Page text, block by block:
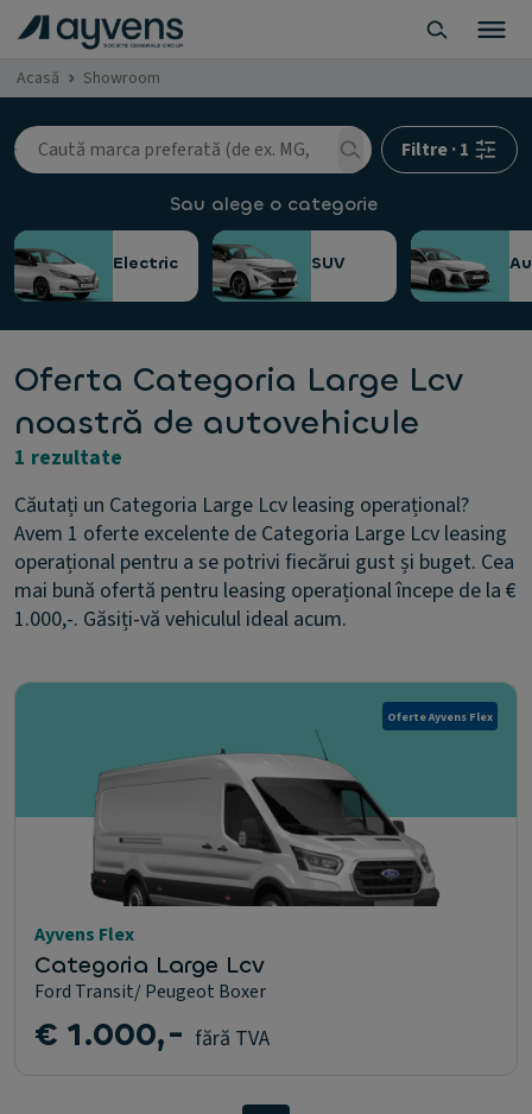
Acasă Showroom
Filtre·1
Sau alege o categorie
Electric SUV
Oferta Categoria Large Lcv
noastră de autovehicule
1 rezultate
Căutați un Categoria Large Lcv leasing operațional?
Avem 1 oferte excelente de Categoria Large Lcv leasing
operațional pentru a se potrivi fiecărui gust și buget. Cea
mai bună ofertă pentru leasing operațional începe de la €
1.000,-. Găsiți-vă vehiculul ideal acum.
Oferte Ayvens Flex
Ayvens Flex
Categoria Large Lcv
Ford Transit/ Peugeot Boxer
€ 1.000,- fără TVA